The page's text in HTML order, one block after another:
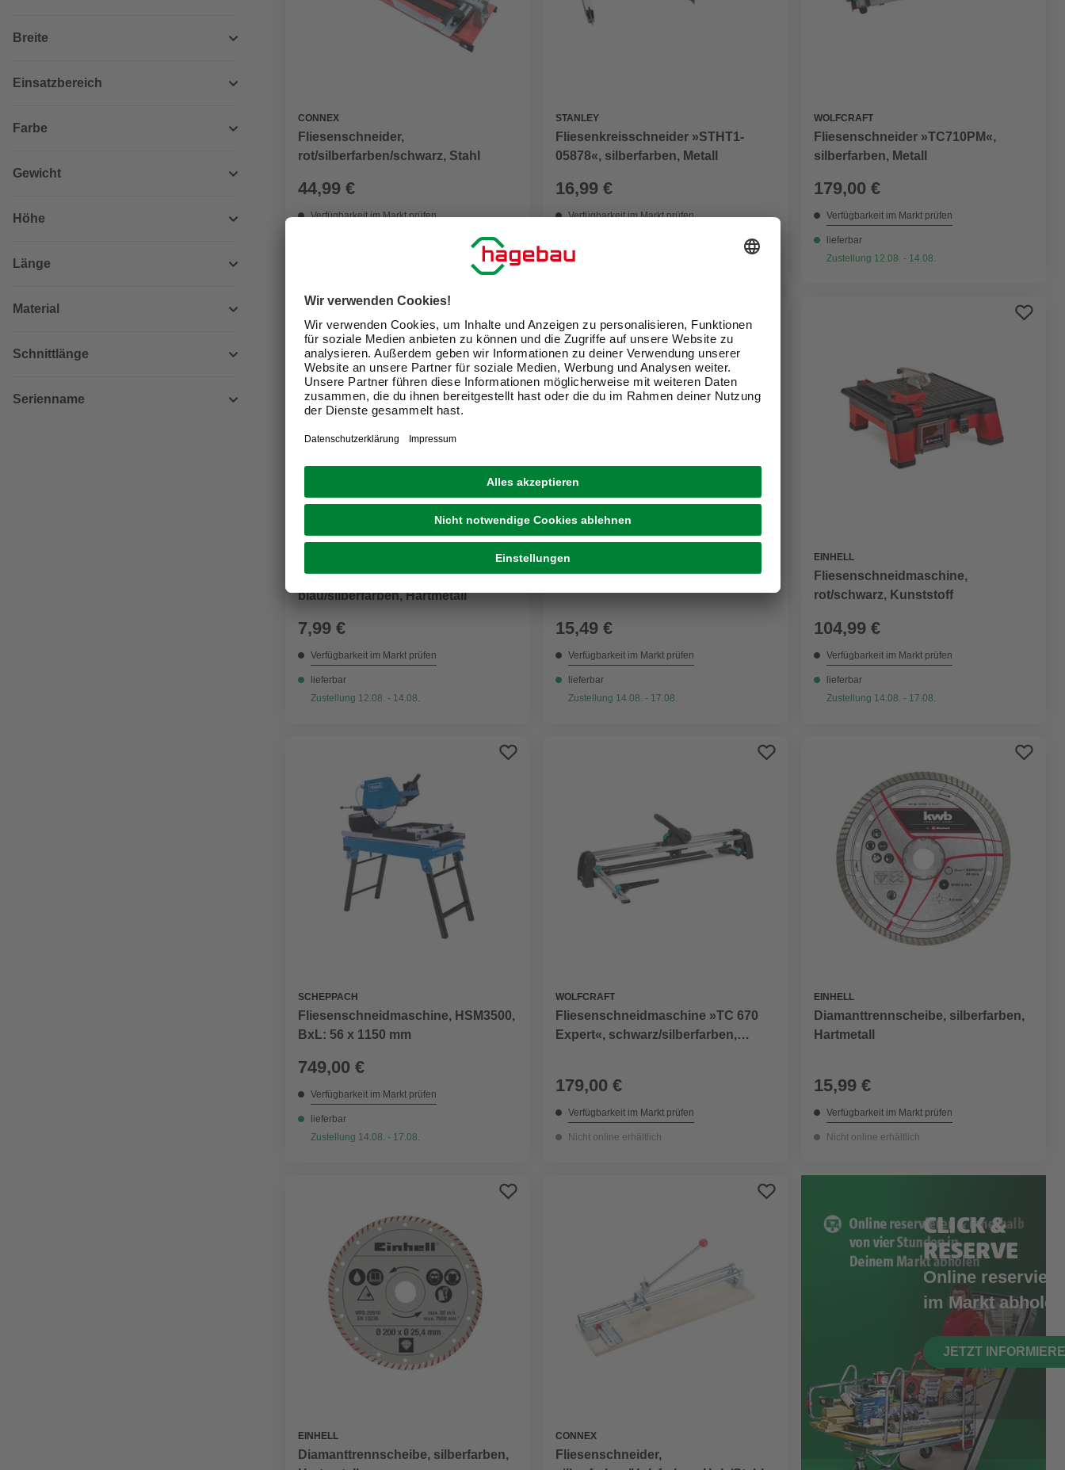
Breite
Einsatzbereich
Farbe
Gewicht
Höhe
Länge
Material
Schnittlänge
Serienname
CONNEX
Fliesenschneider,
rot/silberfarben/schwarz, Stahl
44,99 €
Verfügbarkeit im Markt prüfen
STANLEY
Fliesenkreisschneider »STHT1-
05878«, silberfarben, Metall
16,99 €
Verfügbarkeit im Markt prüfen
Zustellung 12.08. - 14.08.
WOLFCRAFT
Fliesenschneider »TC710PM«,
silberfarben, Metall
179,00 €
Verfügbarkeit im Markt prüfen
lieferbar
Zustellung 12.08. - 14.08.
Fliesenschneid- und Brechzange,
blau/silberfarben, Hartmetall
7,99 €
Verfügbarkeit im Markt prüfen
lieferbar
Zustellung 12.08. - 14.08.
CONNEX
Fliesenkreisschneider, Hartmetall
15,49 €
Verfügbarkeit im Markt prüfen
lieferbar
Zustellung 14.08. - 17.08.
EINHELL
Fliesenschneidmaschine,
rot/schwarz, Kunststoff
104,99 €
Verfügbarkeit im Markt prüfen
lieferbar
Zustellung 14.08. - 17.08.
SCHEPPACH
Fliesenschneidmaschine, HSM3500,
BxL: 56 x 1150 mm
749,00 €
Verfügbarkeit im Markt prüfen
lieferbar
Zustellung 14.08. - 17.08.
WOLFCRAFT
Fliesenschneidmaschine »TC 670
Expert«, schwarz/silberfarben,
179,00 €
Verfügbarkeit im Markt prüfen
Nicht online erhältlich
EINHELL
Diamanttrennscheibe, silberfarben,
Hartmetall
15,99 €
Verfügbarkeit im Markt prüfen
Nicht online erhältlich
EINHELL
Diamanttrennscheibe, silberfarben,
CONNEX
Fliesenschneider,
CLICK &
RESERVE
Online
im Markt abholen
JETZT